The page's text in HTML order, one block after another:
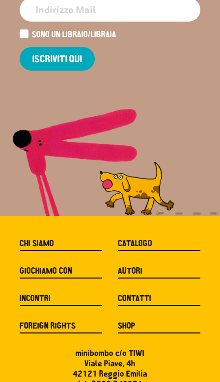
SONO UN LIBRAIO/LIBRAIA
ISCRIVITI QUI
CHI SIAMO CATALOGO
GIOCHIAMO CON AUTORI
INCONTRI CONTATTI
FOREIGN RIGHTS SHOP
minibombo c/o TIWI
Viale Piave, 4h
42121 Reggio Emilia